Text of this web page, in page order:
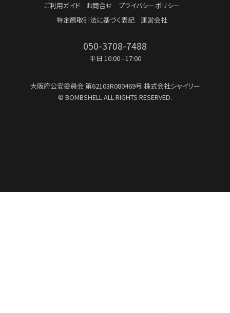
ご利用ガイド お問合せ
プライバシーポリシー
特定商取引法に基づく表記
運営会社
050-3708-7488
平日 10:00 - 17:00
大阪府公安委員会第62103R080469号 株式会社シャイリー
© BOMBSHELL ALL RIGHTS RESERVED.